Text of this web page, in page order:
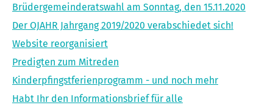
Brüdergemeinderatswahl am Sonntag, den 15.11.2020
Der OJAHR Jahrgang 2019/2020 verabschiedet sich!
Website reorganisiert
Predigten zum Mitreden
Kinderpfingstferienprogramm - und noch mehr
Habt Ihr den Informationsbrief für alle